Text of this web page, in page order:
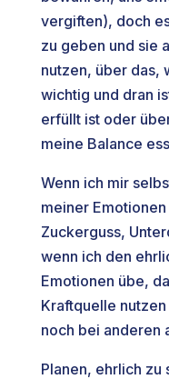
vergiften), doch
zu geben und sie
nutzen, über das,
wichtig und dran
erfüllt ist oder
meine Balance
Wenn ich mir
meiner
Zuckerguss,
wenn ich den
Emotionen übe,
Kraftquelle
noch bei anderen
Planen, ehrlich zu